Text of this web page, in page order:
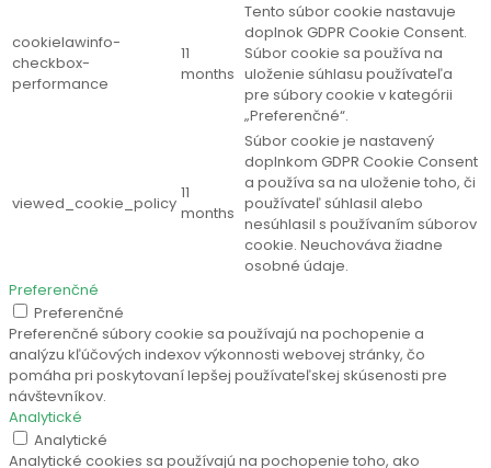
cookielawinfo-
checkbox-
performance
11
months
Tento súbor cookie nastavuje
doplnok GDPR Cookie Consent.
Súbor cookie sa používa na
uloženie súhlasu používateľa
pre súbory cookie v kategórii
„Preferenčné“.
viewed_cookie_policy
11
months
Súbor cookie je nastavený
doplnkom GDPR Cookie Consent
a používa sa na uloženie toho, či
používateľ súhlasil alebo
nesúhlasil s používaním súborov
cookie. Neuchováva žiadne
osobné údaje.
Preferenčné
Preferenčné
Preferenčné súbory cookie sa používajú na pochopenie a
analýzu kľúčových indexov výkonnosti webovej stránky, čo
pomáha pri poskytovaní lepšej používateľskej skúsenosti pre
návštevníkov.
Analytické
Analytické
Analytické cookies sa používajú na pochopenie toho, ako